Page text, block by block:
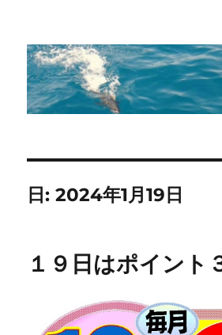
ing STAFF blog
日:2024年1月19日
１９日はポイント